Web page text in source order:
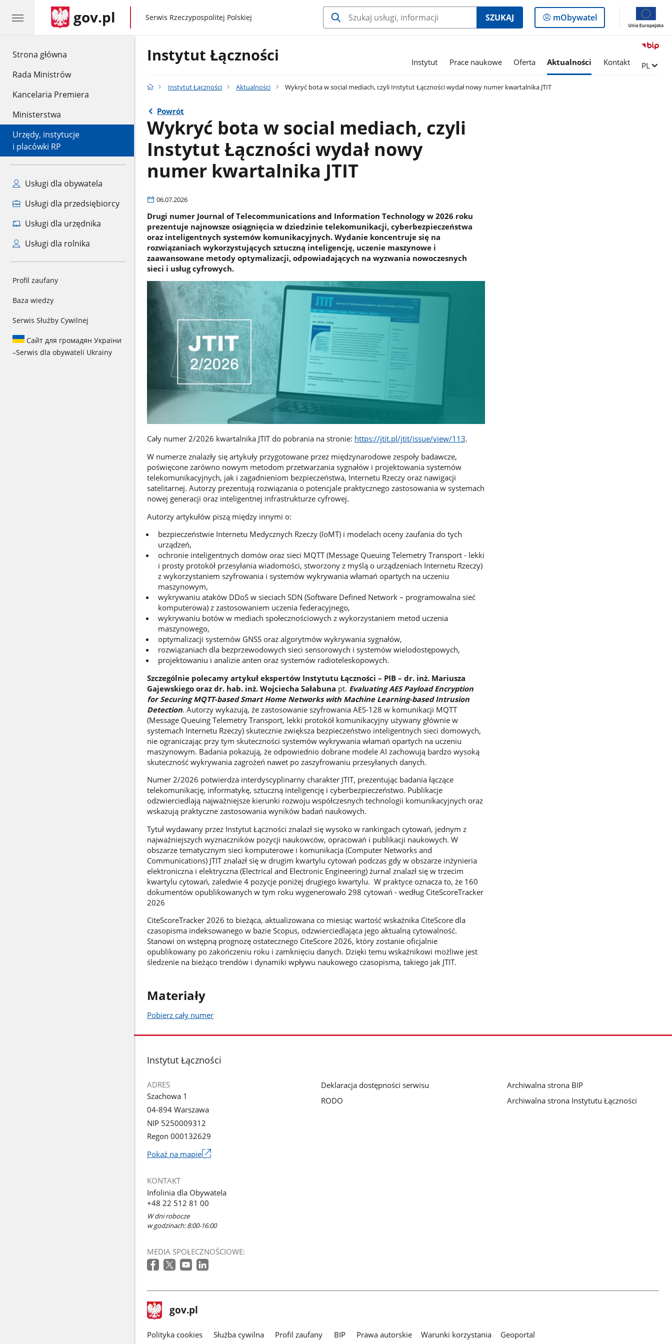
Strona główna
Rada Ministrów
Kancelaria Premiera
Ministerstwa
Urzędy, instytucje
i placówki RP
Usługi dla obywatela
Usługi dla przedsiębiorcy
Usługi dla urzędnika
Usługi dla rolnika
Profil zaufany
Baza wiedzy
Serwis Służby Cywilnej
Сайт для громадян України
–Serwis dla obywateli Ukrainy
gov.pl gov.pl
Serwis Rzeczypospolitej Polskiej SZUKAJ
Logowanie
do
mObywatel
Instytut Łączności Instytut Prace naukowe Oferta Aktualności Kontakt Zmień
PL
Instytut Łączności Aktualności Wykryć bota w social mediach, czyli Instytut Łączności wydał nowy numer kwartalnika JTIT
Powrót
Wykryć bota w social mediach, czyli
Instytut Łączności wydał nowy
numer kwartalnika JTIT
06.07.2026
Drugi numer Journal of Telecommunications and Information Technology w 2026 roku
prezentuje najnowsze osiągnięcia w dziedzinie telekomunikacji, cyberbezpieczeństwa
oraz inteligentnych systemów komunikacyjnych. Wydanie koncentruje się na
rozwiązaniach wykorzystujących sztuczną inteligencję, uczenie maszynowe i
zaawansowane metody optymalizacji, odpowiadających na wyzwania nowoczesnych
sieci i usług cyfrowych.
Cały numer 2/2026 kwartalnika JTIT do pobrania na stronie: https://jtit.pl/jtit/issue/view/113.
W numerze znalazły się artykuły przygotowane przez międzynarodowe zespoły badawcze,
poświęcone zarówno nowym metodom przetwarzania sygnałów i projektowania systemów
telekomunikacyjnych, jak i zagadnieniom bezpieczeństwa, Internetu Rzeczy oraz nawigacji
satelitarnej. Autorzy prezentują rozwiązania o potencjale praktycznego zastosowania w systemach
nowej generacji oraz inteligentnej infrastrukturze cyfrowej.
Autorzy artykułów piszą między innymi o:
bezpieczeństwie Internetu Medycznych Rzeczy (IoMT) i modelach oceny zaufania do tych
urządzeń,
ochronie inteligentnych domów oraz sieci MQTT (Message Queuing Telemetry Transport - lekki
i prosty protokół przesyłania wiadomości, stworzony z myślą o urządzeniach Internetu Rzeczy)
z wykorzystaniem szyfrowania i systemów wykrywania włamań opartych na uczeniu
maszynowym,
wykrywaniu ataków DDoS w sieciach SDN (Software Defined Network – programowalna sieć
komputerowa) z zastosowaniem uczenia federacyjnego,
wykrywaniu botów w mediach społecznościowych z wykorzystaniem metod uczenia
maszynowego,
optymalizacji systemów GNSS oraz algorytmów wykrywania sygnałów,
rozwiązaniach dla bezprzewodowych sieci sensorowych i systemów wielodostępowych,
projektowaniu i analizie anten oraz systemów radioteleskopowych.
Szczególnie polecamy artykuł ekspertów Instytutu Łączności – PIB – dr. inż. Mariusza
Gajewskiego oraz dr. hab. inż. Wojciecha Sałabuna pt. Evaluating AES Payload Encryption
for Securing MQTT-based Smart Home Networks with Machine Learning-based Intrusion
Detection. Autorzy wykazują, że zastosowanie szyfrowania AES-128 w komunikacji MQTT
(Message Queuing Telemetry Transport, lekki protokół komunikacyjny używany głównie w
systemach Internetu Rzeczy) skutecznie zwiększa bezpieczeństwo inteligentnych sieci domowych,
nie ograniczając przy tym skuteczności systemów wykrywania włamań opartych na uczeniu
maszynowym. Badania pokazują, że odpowiednio dobrane modele AI zachowują bardzo wysoką
skuteczność wykrywania zagrożeń nawet po zaszyfrowaniu przesyłanych danych.
Numer 2/2026 potwierdza interdyscyplinarny charakter JTIT, prezentując badania łączące
telekomunikację, informatykę, sztuczną inteligencję i cyberbezpieczeństwo. Publikacje
odzwierciedlają najważniejsze kierunki rozwoju współczesnych technologii komunikacyjnych oraz
wskazują praktyczne zastosowania wyników badań naukowych.
Tytuł wydawany przez Instytut Łączności znalazł się wysoko w rankingach cytowań, jednym z
najważniejszych wyznaczników pozycji naukowców, opracowań i publikacji naukowych. W
obszarze tematycznym sieci komputerowe i komunikacja (Computer Networks and
Communications) JTIT znalazł się w drugim kwartylu cytowań podczas gdy w obszarze inżynieria
elektroniczna i elektryczna (Electrical and Electronic Engineering) żurnal znalazł się w trzecim
kwartylu cytowań, zaledwie 4 pozycje poniżej drugiego kwartylu. W praktyce oznacza to, że 160
dokumentów opublikowanych w tym roku wygenerowało 298 cytowań - według CiteScoreTracker
2026
CiteScoreTracker 2026 to bieżąca, aktualizowana co miesiąc wartość wskaźnika CiteScore dla
czasopisma indeksowanego w bazie Scopus, odzwierciedlająca jego aktualną cytowalność.
Stanowi on wstępną prognozę ostatecznego CiteScore 2026, który zostanie oficjalnie
opublikowany po zakończeniu roku i zamknięciu danych. Dzięki temu wskaźnikowi możliwe jest
śledzenie na bieżąco trendów i dynamiki wpływu naukowego czasopisma, takiego jak JTIT.
Materiały
Pobierz cały numer
stopka
Instytut Łączności
ADRES
Szachowa 1
04-894 Warszawa
NIP 5250009312
Regon 000132629
Pokaż na mapie
się
w
nowym
oknie
KONTAKT
Infolinia dla Obywatela
+48 22 512 81 00
W dni robocze
w godzinach: 8:00-16:00
MEDIA SPOŁECZNOŚCIOWE:
Deklaracja dostępności serwisu
RODO
Archiwalna strona BIP
Archiwalna strona Instytutu Łączności
stopka
gov.pl Strona
gov.pl
gov.pl
Polityka cookies Służba cywilna Profil zaufany BIP Prawa autorskie Warunki korzystania Geoportal